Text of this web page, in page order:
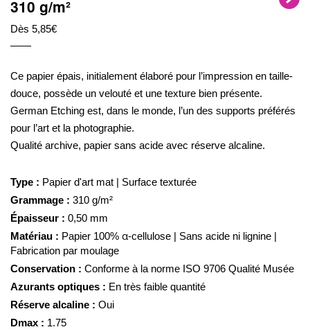
310 g/m²
Dès 5,85€
Ce papier épais, initialement élaboré pour l’impression en taille-
douce, possède un velouté et une texture bien présente.
German Etching est, dans le monde, l’un des supports préférés
pour l’art et la photographie.
Qualité archive, papier sans acide avec réserve alcaline.
Type : Papier d'art mat | Surface texturée
Grammage : 310 g/m²
Épaisseur : 0,50 mm
Matériau : Papier 100% α-cellulose | Sans acide ni lignine |
Fabrication par moulage
Conservation : Conforme à la norme ISO 9706 Qualité Musée
Azurants optiques : En très faible quantité
Réserve alcaline : Oui
Dmax : 1.75